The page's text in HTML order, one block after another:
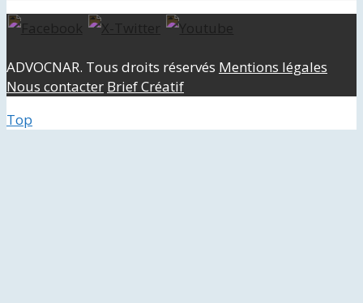
ADVOCNAR. Tous droits réservés Mentions légales
Nous contacter Brief Créatif
Top